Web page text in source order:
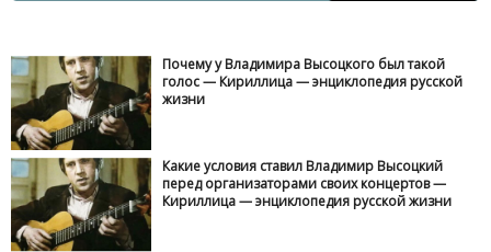
Почему у Владимира Высоцкого был такой
голос — Кириллица — энциклопедия русской
жизни
Какие условия ставил Владимир Высоцкий
перед организаторами своих концертов —
Кириллица — энциклопедия русской жизни